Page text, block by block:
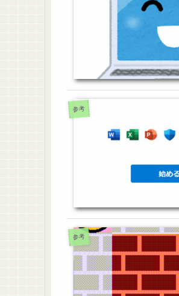
参考
参考